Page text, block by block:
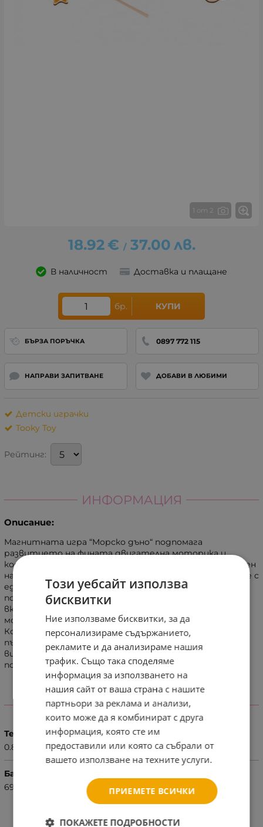
1 от 2
18.92 € / 37.00 лв.
В наличност Доставка и плащане
бр. КУПИ
БЪРЗА ПОРЪЧКА 0897 772 115
НАПРАВИ ЗАПИТВАНЕ ДОБАВИ В ЛЮБИМИ
Детски играчки
Tooky Toy
Рейтинг:
ИНФОРМАЦИЯ
Описание:
Магнитната игра “Морско дъно“ подпомага
развитието на фината двигателна моторика и
координацията ръка - око по един забавен и креативен
начин. Гмурнете се дълбоко в морето и се запознайте с
едни от най - често срещаните обитатели на
подводния свят. С помощта на магнитните въдици
включени в комплекта, Вашето дете може да лови
морски кончета, октоподи и медузи, а дори и акула!
Комплектът съдържа морско дъно под формата на
пъзел, 3 магнитни въдици и множество различни по
вид, пъстроцветни морски обитатели. Играта е
подходяща за деца над 36 месечна възраст.
ХАРАКТЕРИСТИКИ
Тегло (кг.)
0.88
Баркод (ISBN, UPC, др.)
6970090042751
Този уебсайт използва
бисквитки
Ние използваме бисквитки, за да
персонализираме съдържанието,
рекламите и да анализираме нашия
трафик. Също така споделяме
информация за използването на
нашия сайт от ваша страна с нашите
партньори за реклама и анализи,
които може да я комбинират с друга
информация, която сте им
предоставили или която са събрали от
вашето използване на техните услуги.
ПРИЕМЕТЕ ВСИЧКИ
ПОКАЖЕТЕ ПОДРОБНОСТИ